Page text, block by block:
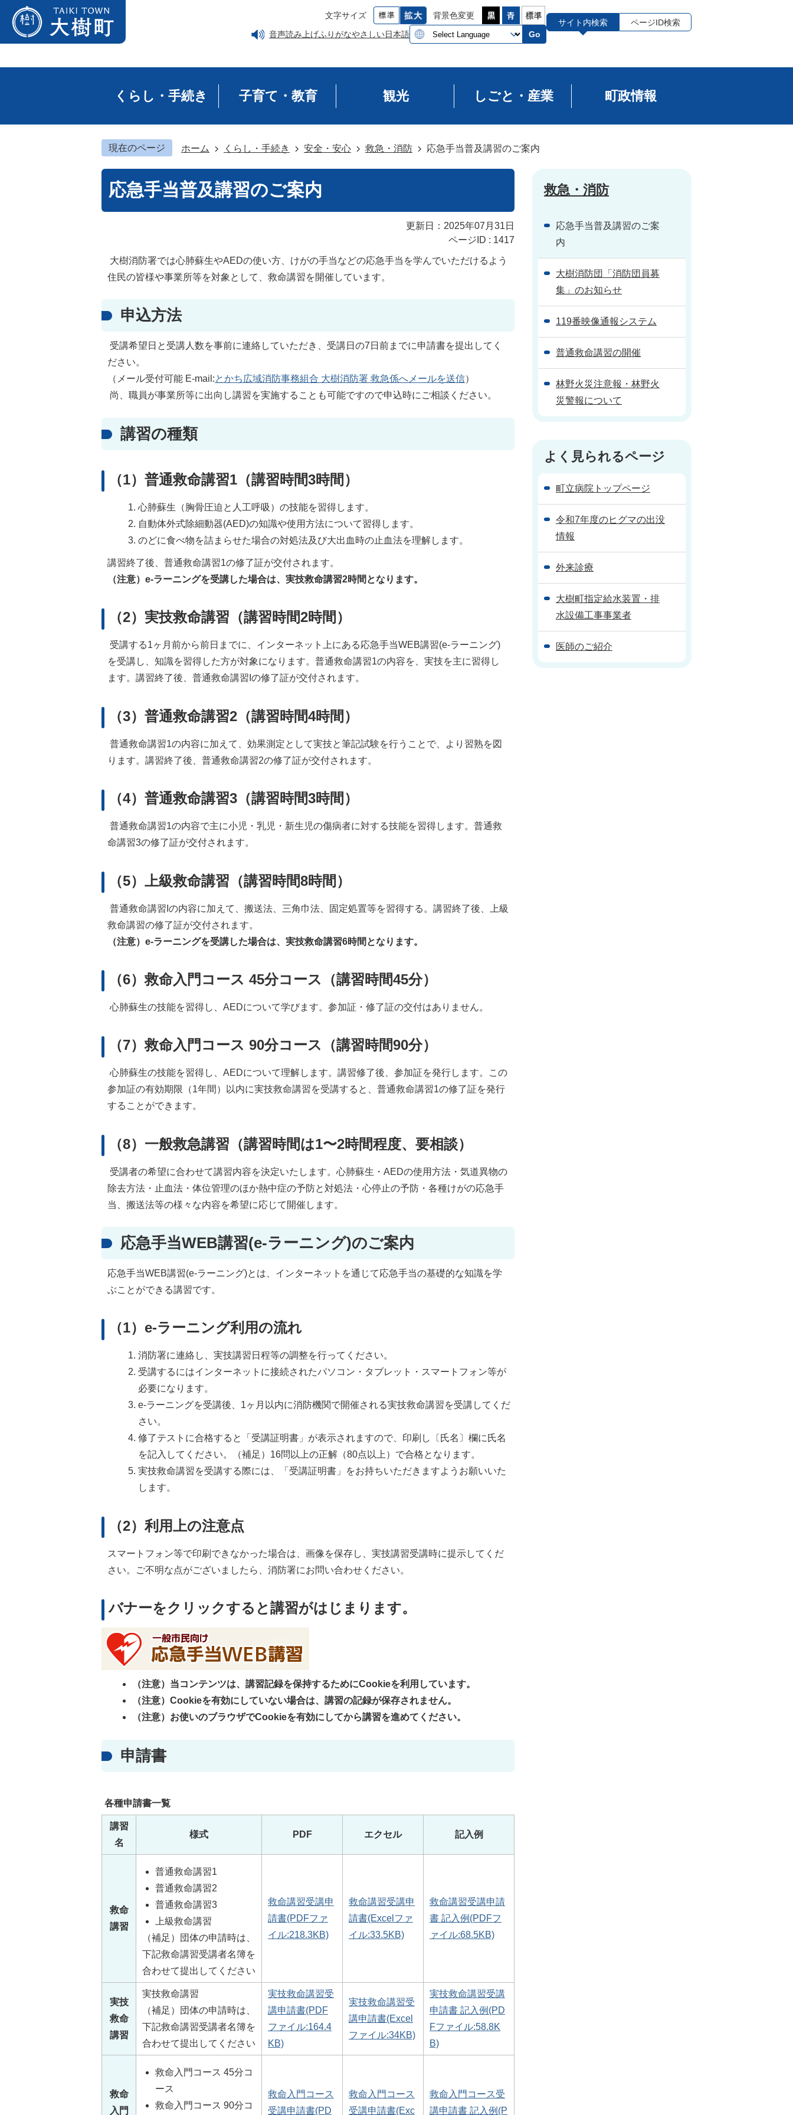
文字サイズ
背景色変更
音声読み上げふりがなやさしい日本語 Go
サイト内検索 ページID検索
くらし・手続き 子育て・教育 観光 しごと・産業 町政情報
現在のページ ホーム くらし・手続き 安全・安心 救急・消防 応急手当普及講習のご案内
応急手当普及講習のご案内
更新日：2025年07月31日
ページID : 1417
大樹消防署では心肺蘇生やAEDの使い方、けがの手当などの応急手当を学んでいただけるよう
住民の皆様や事業所等を対象として、救命講習を開催しています。
申込方法
受講希望日と受講人数を事前に連絡していただき、受講日の7日前までに申請書を提出してく
ださい。
（メール受付可能 E-mail:とかち広域消防事務組合 大樹消防署 救急係へメールを送信）
尚、職員が事業所等に出向し講習を実施することも可能ですので申込時にご相談ください。
講習の種類
（1）普通救命講習1（講習時間3時間）
心肺蘇生（胸骨圧迫と人工呼吸）の技能を習得します。
自動体外式除細動器(AED)の知識や使用方法について習得します。
のどに食べ物を詰まらせた場合の対処法及び大出血時の止血法を理解します。
講習終了後、普通救命講習1の修了証が交付されます。
（注意）e-ラーニングを受講した場合は、実技救命講習2時間となります。
（2）実技救命講習（講習時間2時間）
受講する1ヶ月前から前日までに、インターネット上にある応急手当WEB講習(e-ラーニング)
を受講し、知識を習得した方が対象になります。普通救命講習1の内容を、実技を主に習得し
ます。講習終了後、普通救命講習Iの修了証が交付されます。
（3）普通救命講習2（講習時間4時間）
普通救命講習1の内容に加えて、効果測定として実技と筆記試験を行うことで、より習熟を図
ります。講習終了後、普通救命講習2の修了証が交付されます。
（4）普通救命講習3（講習時間3時間）
普通救命講習1の内容で主に小児・乳児・新生児の傷病者に対する技能を習得します。普通救
命講習3の修了証が交付されます。
（5）上級救命講習（講習時間8時間）
普通救命講習Iの内容に加えて、搬送法、三角巾法、固定処置等を習得する。講習終了後、上級
救命講習の修了証が交付されます。
（注意）e-ラーニングを受講した場合は、実技救命講習6時間となります。
（6）救命入門コース 45分コース（講習時間45分）
心肺蘇生の技能を習得し、AEDについて学びます。参加証・修了証の交付はありません。
（7）救命入門コース 90分コース（講習時間90分）
心肺蘇生の技能を習得し、AEDについて理解します。講習修了後、参加証を発行します。この
参加証の有効期限（1年間）以内に実技救命講習を受講すると、普通救命講習1の修了証を発行
することができます。
（8）一般救急講習（講習時間は1〜2時間程度、要相談）
受講者の希望に合わせて講習内容を決定いたします。心肺蘇生・AEDの使用方法・気道異物の
除去方法・止血法・体位管理のほか熱中症の予防と対処法・心停止の予防・各種けがの応急手
当、搬送法等の様々な内容を希望に応じて開催します。
応急手当WEB講習(e-ラーニング)のご案内
応急手当WEB講習(e-ラーニング)とは、インターネットを通じて応急手当の基礎的な知識を学
ぶことができる講習です。
（1）e‐ラーニング利用の流れ
消防署に連絡し、実技講習日程等の調整を行ってください。
受講するにはインターネットに接続されたパソコン・タブレット・スマートフォン等が
必要になります。
e‐ラーニングを受講後、1ヶ月以内に消防機関で開催される実技救命講習を受講してくだ
さい。
修了テストに合格すると「受講証明書」が表示されますので、印刷し〔氏名〕欄に氏名
を記入してください。（補足）16問以上の正解（80点以上）で合格となります。
実技救命講習を受講する際には、「受講証明書」をお持ちいただきますようお願いいた
します。
（2）利用上の注意点
スマートフォン等で印刷できなかった場合は、画像を保存し、実技講習受講時に提示してくだ
さい。ご不明な点がございましたら、消防署にお問い合わせください。
バナーをクリックすると講習がはじまります。
（注意）当コンテンツは、講習記録を保持するためにCookieを利用しています。
（注意）Cookieを有効にしていない場合は、講習の記録が保存されません。
（注意）お使いのブラウザでCookieを有効にしてから講習を進めてください。
申請書
各種申請書一覧
講習
名
様式 PDF エクセル 記入例
救命
講習
普通救命講習1
普通救命講習2
普通救命講習3
上級救命講習
（補足）団体の申請時は、
下記救命講習受講者名簿を
合わせて提出してください
救命講習受講申
請書(PDFファ
イル:218.3KB)
救命講習受講申
請書(Excelファ
イル:33.5KB)
救命講習受講申請
書 記入例(PDFフ
ァイル:68.5KB)
実技
救命
講習
実技救命講習
（補足）団体の申請時は、
下記救命講習受講者名簿を
合わせて提出してください
実技救命講習受
講申請書(PDF
ファイル:164.4
KB)
実技救命講習受
講申請書(Excel
ファイル:34KB)
実技救命講習受講
申請書 記入例(PD
Fファイル:58.8K
B)
救命
入門
救命入門コース 45分コ
ース
救命入門コース 90分コ
救命入門コース
受講申請書(PD
救命入門コース
受講申請書(Exc
救命入門コース受
講申請書 記入例(P
救急・消防
応急手当普及講習のご案
内
大樹消防団「消防団員募
集」のお知らせ
119番映像通報システム
普通救命講習の開催
林野火災注意報・林野火
災警報について
よく見られるページ
町立病院トップページ
令和7年度のヒグマの出没
情報
外来診療
大樹町指定給水装置・排
水設備工事事業者
医師のご紹介